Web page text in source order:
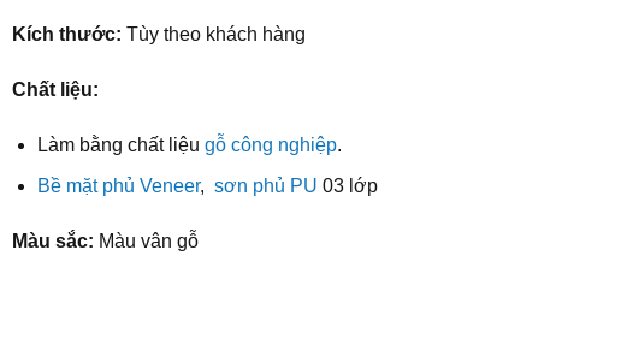
Kích thước: Tùy theo khách hàng
Chất liệu:
Làm bằng chất liệu gỗ công nghiệp.
Bề mặt phủ Veneer, sơn phủ PU 03 lớp
Màu sắc: Màu vân gỗ